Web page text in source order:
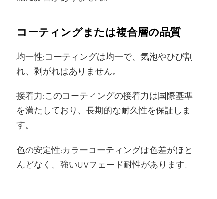
コーティングまたは複合層の品質
均一性:コーティングは均一で、気泡やひび割
れ、剥がれはありません。
接着力:このコーティングの接着力は国際基準
を満たしており、長期的な耐久性を保証しま
す。
色の安定性:カラーコーティングは色差がほと
んどなく、強いUVフェード耐性があります。